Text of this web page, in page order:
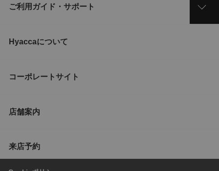
ご利用ガイド・サポート
Hyaccaについて
コーポレートサイト
店舗案内
来店予約